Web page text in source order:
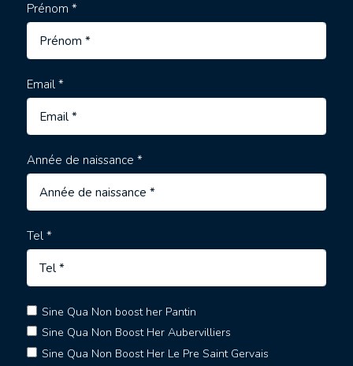
Prénom *
Email *
Année de naissance *
Tel *
Sine Qua Non boost her Pantin
Sine Qua Non Boost Her Aubervilliers
Sine Qua Non Boost Her Le Pre Saint Gervais